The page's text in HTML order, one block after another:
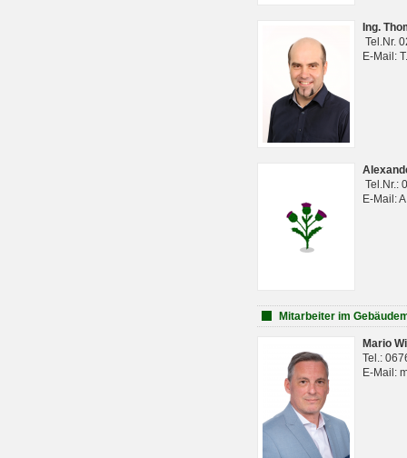
Ing.
Tel.Nr.
E-Mail:
Tel.Nr.:
E-Mail:
Mitarbeiter im
Mario
Tel.:
E-Mail: